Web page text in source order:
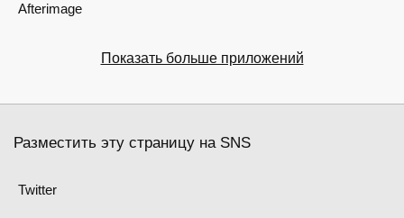
Afterimage
Показать больше приложений
Разместить эту страницу на SNS
Twitter